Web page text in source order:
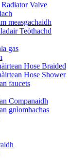
Radiator Valve
measgachaidh
Teòthachd
gas
Hose Braided
Hose Shower
faucets
Companaidh
gnìomhachas